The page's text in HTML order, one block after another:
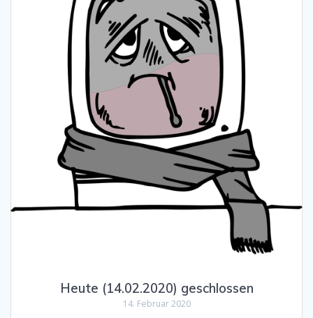
Heute (14.02.2020) geschlossen
14. Februar 2020